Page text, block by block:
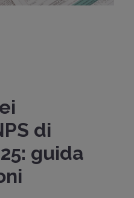
di
guida